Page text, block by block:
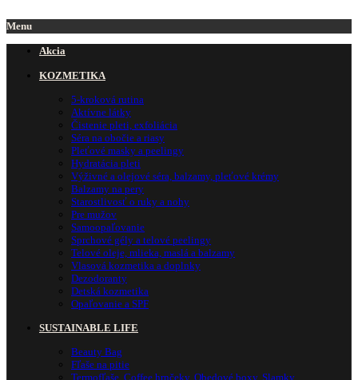
Menu
Akcia
KOZMETIKA
5-kroková rutina
Aktívne látky
Čistenie pleti, exfoliácia
Séra na obočie a riasy
Pleťové masky a peelingy
Hydratácia pleti
Výživné a olejové séra, balzamy, pleťové krémy
Balzamy na pery
Starostlivosť o ruky a nohy
Pre mužov
Samoopaľovanie
Sprchové gély a telové peelingy
Telové oleje, mlieka, maslá a balzamy
Vlasová kozmetika a doplnky
Dezodoranty
Detská kozmetika
Opaľovanie a SPF
SUSTAINABLE LIFE
Beauty Bag
Fľaše na pitie
Termofľaše, Coffee hrnčeky, Obedové boxy, Slamky